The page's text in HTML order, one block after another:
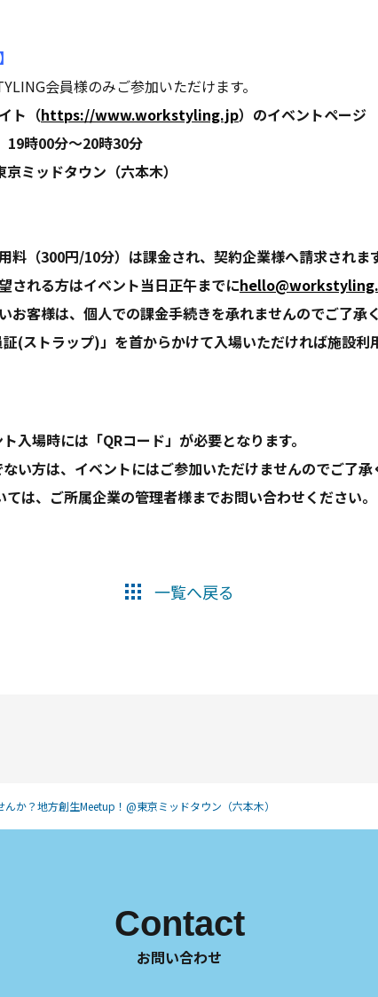
会員様のみご参加いただけます。
ト（https://www.workstyling.jp）のイベントページ
19時00分〜20時30分
ミッドタウン（六本木）
料（300円/10分）は課金され、契約企業様へ請求されま
される方はイベント当日正午までに
お客様は、個人での課金手続きを承れませんのでご了承
(ストラップ)」を首からかけて入場いただければ施設利
入場時には「QRコード」が必要となります。
ない方は、イベントにはご参加いただけませんのでご了
は、ご所属企業の管理者様までお問い合わせください。
一覧へ戻る
か？地方創生Meetup！@東京ミッドタウン（六本木）
Contact
お問い合わせ